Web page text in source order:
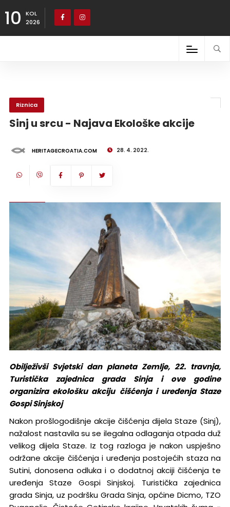
10
KOL
2026
Riznica
Sinj u srcu - Najava Ekološke akcije
HERITAGECROATIA.COM 28. 4. 2022.
Obilježivši Svjetski dan planeta Zemlje, 22. travnja,
Turistička zajednica grada Sinja i ove godine
organizira ekološku akciju čišćenja i uređenja Staze
Gospi Sinjskoj
Nakon prošlogodišnje akcije čišćenja dijela Staze (Sinj),
nažalost nastavila su se ilegalna odlaganja otpada duž
velikog dijela Staze. Iz tog razloga je nakon uspješno
održane akcije čišćenja i uređenja postojećih staza na
Sutini, donosena odluka i o dodatnoj akciji čišćenja te
uređenja Staze Gospi Sinjskoj. Turistička zajednica
grada Sinja, uz podršku Grada Sinja, općine Dicmo, TZO